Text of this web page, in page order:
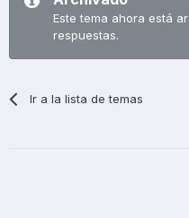
Este tema ahora está
respuestas.
Ir a la lista de temas